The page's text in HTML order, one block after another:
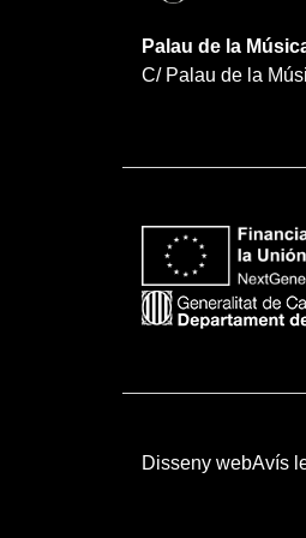
Palau de la
C/ Palau de la
Disseny webAvís